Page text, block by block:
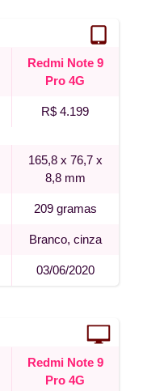
Redmi Note 9
Pro 4G
R$ 4.199
165,8 x 76,7 x
8,8 mm
209 gramas
Branco, cinza
03/06/2020
Redmi Note 9
Pro 4G